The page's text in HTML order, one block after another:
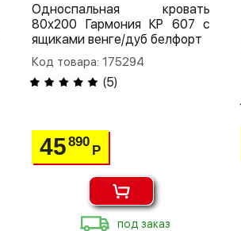
Односпальная кровать
80х200 Гармония КР 607 с
ящиками венге/дуб белфорт
Код товара: 175294
(5)
45890
Р
под заказ